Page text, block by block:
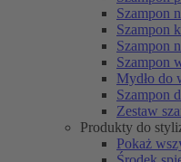
Szampon
Szampon
Szampon
Szampon
Mydło do
Szampon
Zestaw
Produkty do
Pokaż